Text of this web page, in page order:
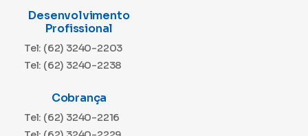
Desenvolvimento
Profissional
Tel: (62) 3240-2203
Tel: (62) 3240-2238
Cobrança
Tel: (62) 3240-2216